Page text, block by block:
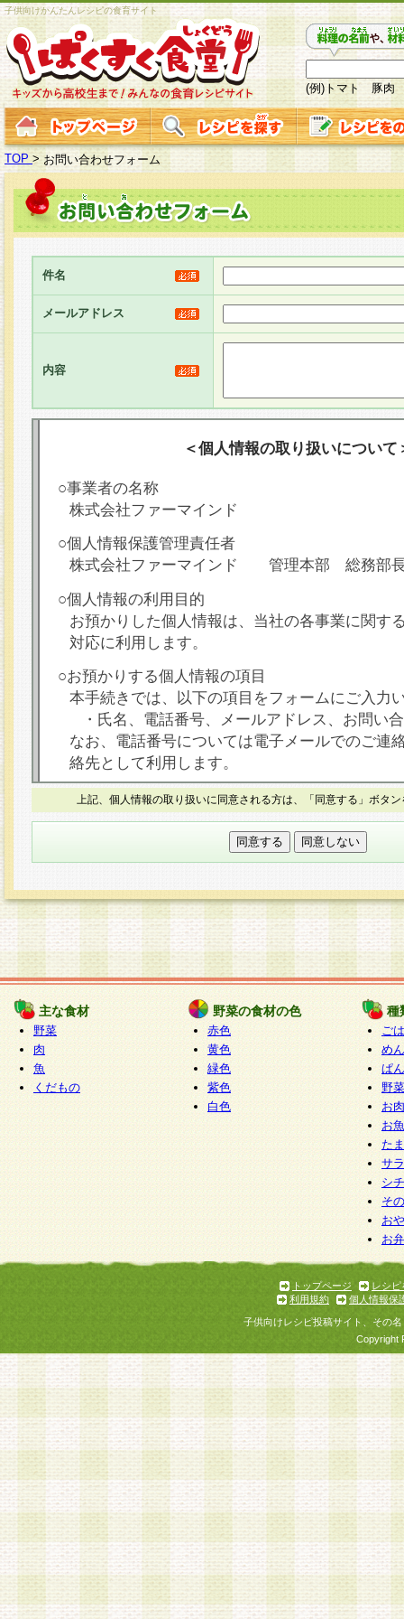
子供向けかんたんレシピの食育サイト
(例)トマト 豚肉
TOP > お問い合わせフォーム
件名
メールアドレス
内容
＜個人情報の取り扱いについて
○事業者の名称
株式会社ファーマインド
○個人情報保護管理責任者
株式会社ファーマインド 管理本部 総務部
○個人情報の利用目的
お預かりした個人情報は、当社の各事業に関す
対応に利用します。
○お預かりする個人情報の項目
本手続きでは、以下の項目をフォームにご入力
・氏名、電話番号、メールアドレス、お問い
なお、電話番号については電子メールでのご連
絡先として利用します。
○本人が容易に認識できない方法による個人情報
本フォームでは、セッション管理のためCookie
○個人情報の第三者提供について
力いただく個人情報は第三者に提供しません。
○個人情報の委託について
個人情報の取り扱いを外部に委託する場合は、
情報管理基準を満たす企業を選定して委託を行
が行われるよう監督します。
○開示対象個人情報の開示等および問い合わせ窓口
本人からの求めにより、当社が本件により取得
報の利用目的の通知・開示・内容の訂正・追加
停止・消去及び第三者への提供の禁止（以下、
といいます。）に応じます。
開示等に応じる窓口は以下になります。
ぱくすく食堂個人情報お客様相談窓口 paku-
m
個人情報を与えることは任意ですが、個人情報
意をいただけない場合には、当社のサービスの
お問い合わせ・ご相談への対応ができない場合
上記、個人情報の取り扱いに同意される方は、「同意する」ボタ
主な食材
野菜
肉
魚
くだもの
野菜の食材の色
赤色
黄色
緑色
紫色
白色
種
ご
めん
ぱん
野
お
お
た
サ
シ
そ
お
お
トップページ
レシピ
利用規約
個人情報保
子供向けレシピ投稿サイト、その
Copyright